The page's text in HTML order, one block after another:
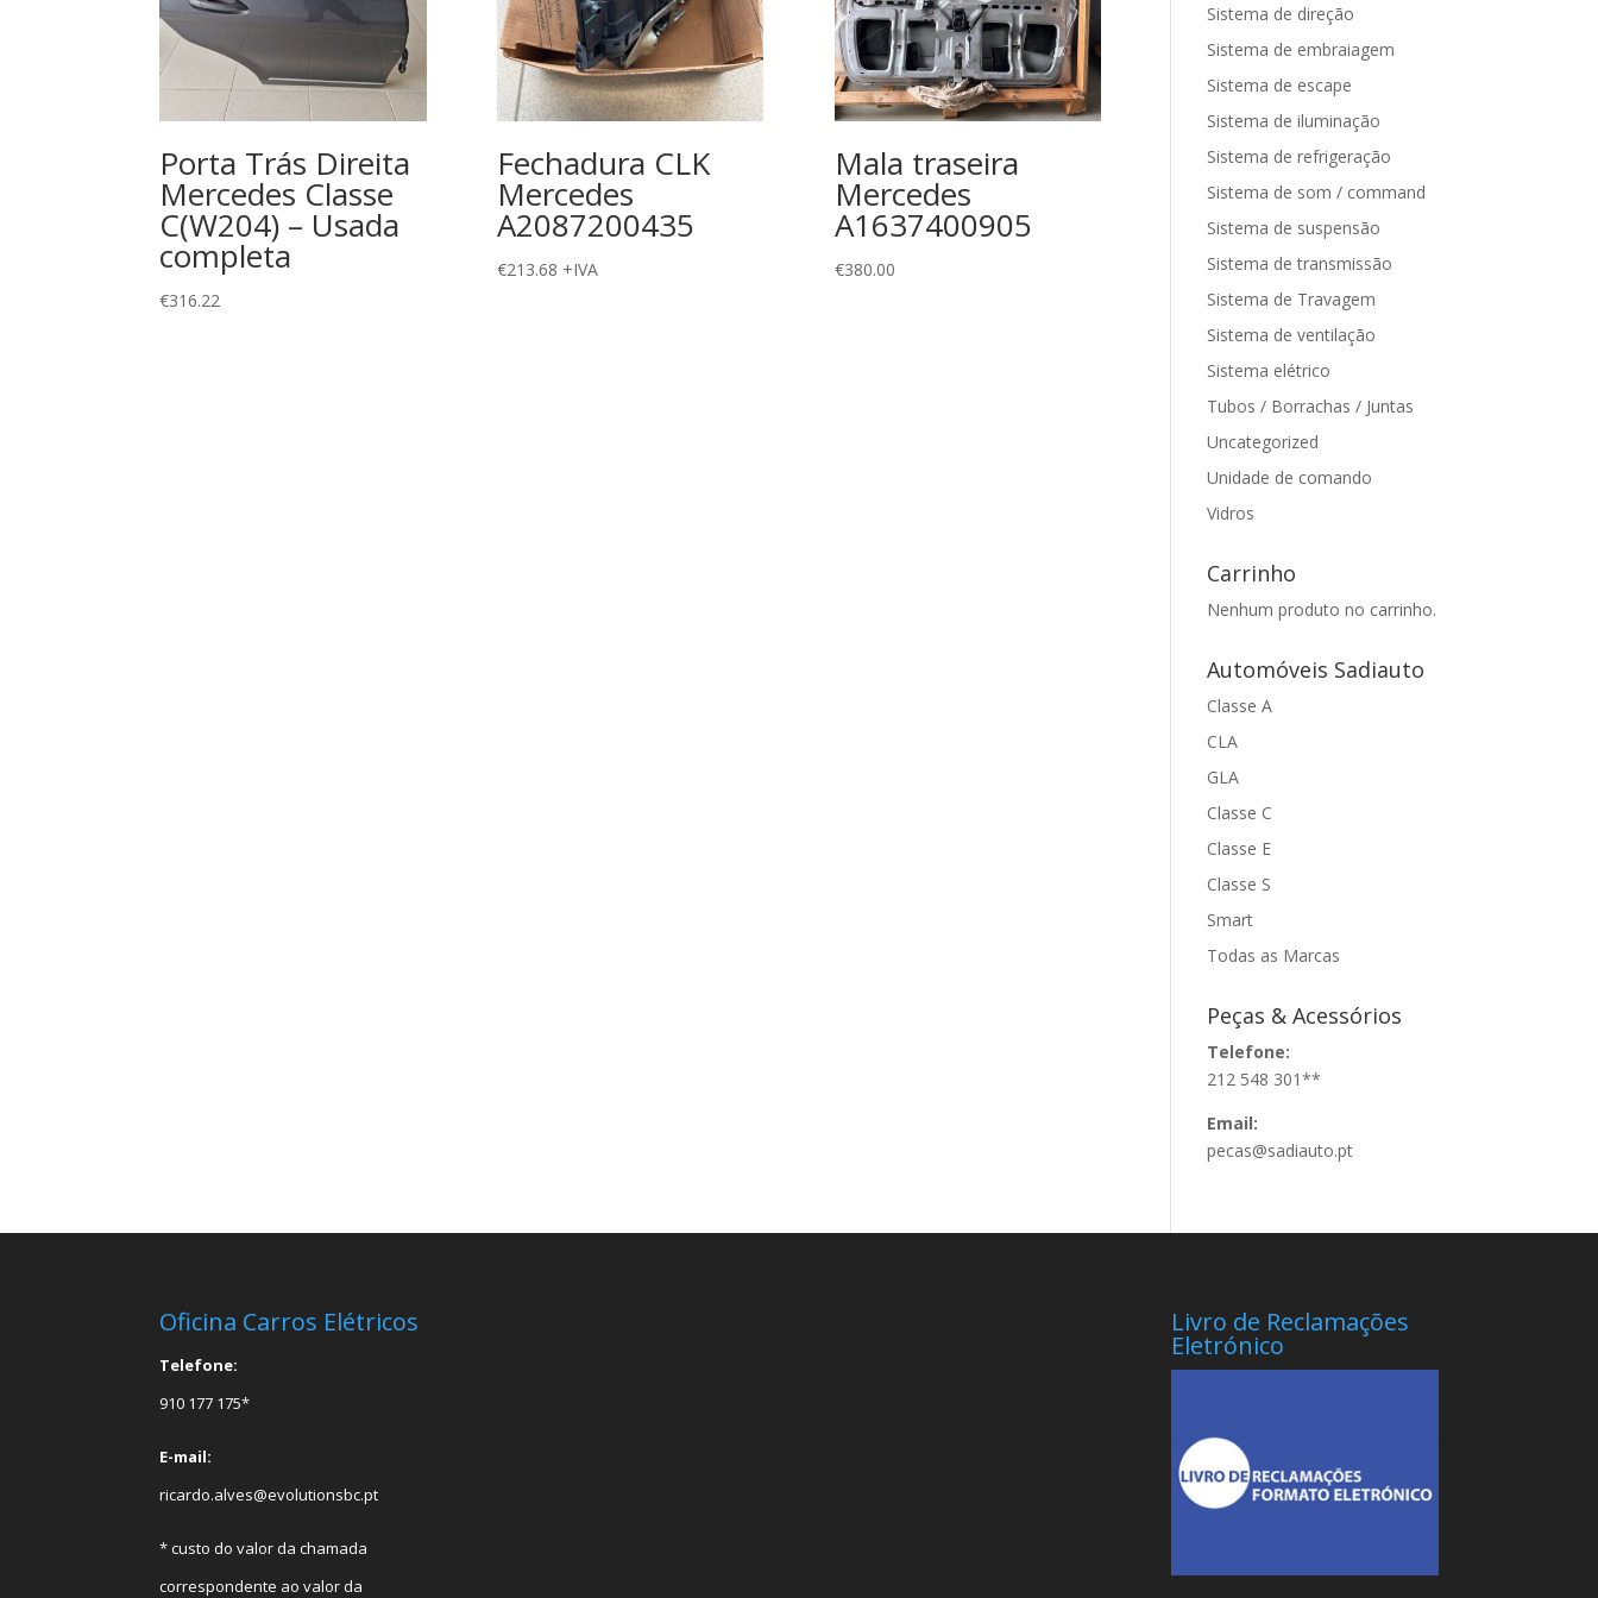
Porta Trás Direita
Mercedes Classe
C(W204) – Usada
completa
€316.22
Fechadura CLK
Mercedes
A2087200435
€213.68 +IVA
Mala traseira
Mercedes
A1637400905
€380.00
Sistema de direção
Sistema de embraiagem
Sistema de escape
Sistema de iluminação
Sistema de refrigeração
Sistema de som / command
Sistema de suspensão
Sistema de transmissão
Sistema de Travagem
Sistema de ventilação
Sistema elétrico
Tubos / Borrachas / Juntas
Uncategorized
Unidade de comando
Vidros
Carrinho
Nenhum produto no carrinho.
Automóveis Sadiauto
Classe A
CLA
GLA
Classe C
Classe E
Classe S
Smart
Todas as Marcas
Peças & Acessórios
Telefone:
212 548 301**
Email:
pecas@sadiauto.pt
Oficina Carros Elétricos
Telefone:
910 177 175*
E-mail:
ricardo.alves@evolutionsbc.pt
* custo do valor da chamada
correspondente ao valor da
Livro de Reclamações
Eletrónico